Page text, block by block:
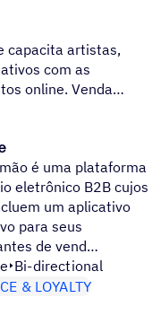
capacita artistas,
com as
online. Venda
é uma plataforma
eletrônico B2B cujos
um aplicativo
para seus
de vend
Bi-directional
& LOYALTY